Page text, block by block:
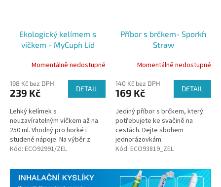
Ekologický kelímem s
víčkem - MyCup´n Lid
Momentálně nedostupné
198 Kč bez DPH
239 Kč DETAIL
Lehký kelímek s
neuzavíratelným víčkem až na
250 ml. Vhodný pro horké i
studené nápoje. Na výběr z
několika barev.
Kód: ECO92991/ZEL
Příbor s brčkem- Spork´n
Straw
Momentálně nedostupné
140 Kč bez DPH
169 Kč DETAIL
Jediný příbor s brčkem, který
potřebujete ke svačině na
cestách. Dejte sbohem
jednorázovkám.
Kód: ECO93819_ZEL